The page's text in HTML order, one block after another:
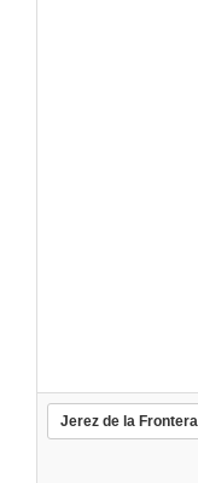
Jerez de la Frontera